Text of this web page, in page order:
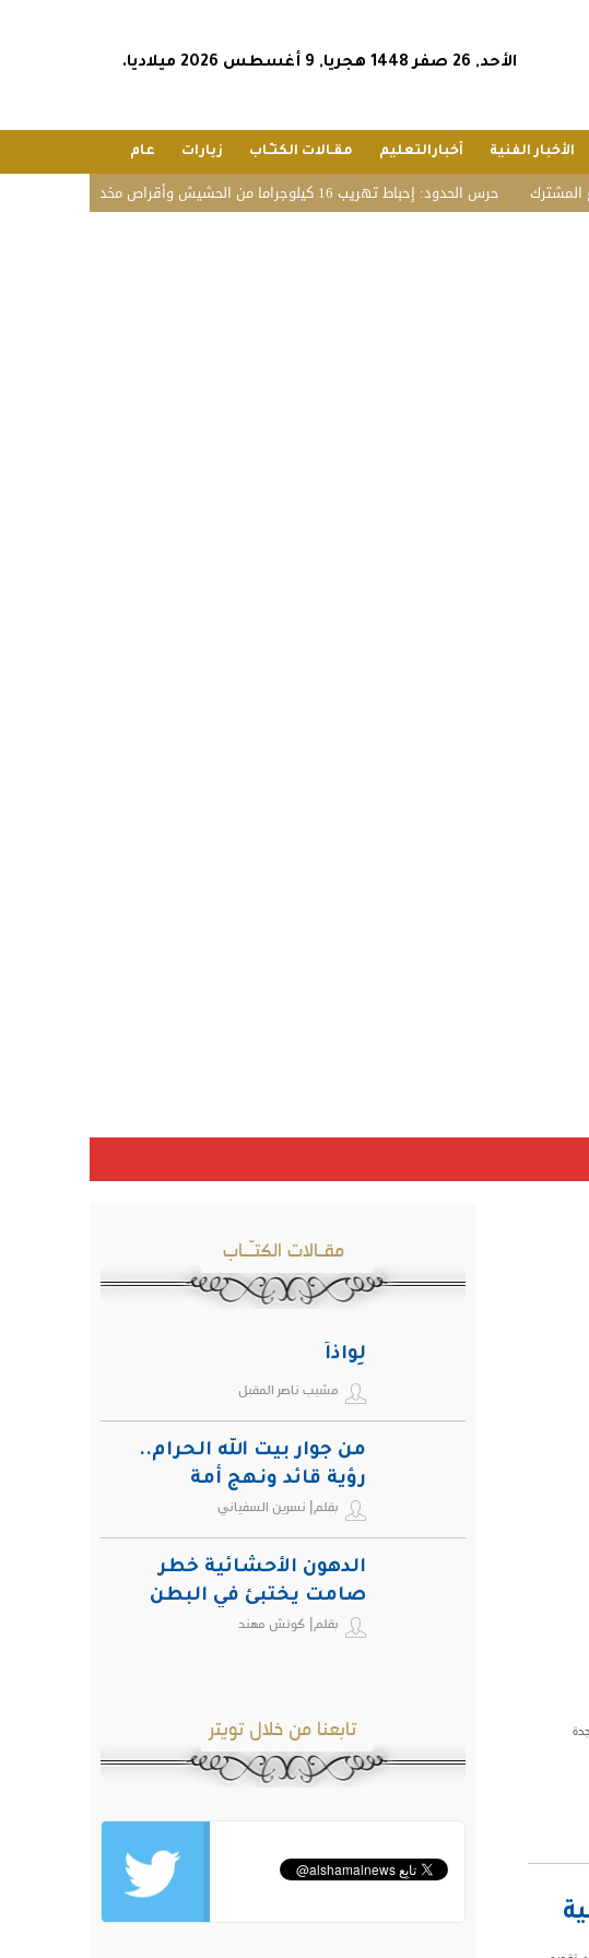
الأحد, 26 صفر 1448 هجريا, 9 أغسطس 2026 ميلاديا.
الأخبار الفنية أخبارالتعليم مقـالات الكتـّـاب زيارات عام
حرس الحدود: إحباط تهريب 16 كيلوجراما من الحشيش وأقراص مخدرة بجازان
بمنطقة جدة
مقـالات الكتـّـاب
لِواذاً
مشبب ناصر المقبل
من جوار بيت الله الحرام..
رؤية قائد ونهج أمة
بقلم| نسرين السفياني
الدهون الأحشائية خطر
صامت يختبئ في البطن
ويهدد صحة الإنسان
بقلم| كوتش مهند
تابعنا من خلال تويتر